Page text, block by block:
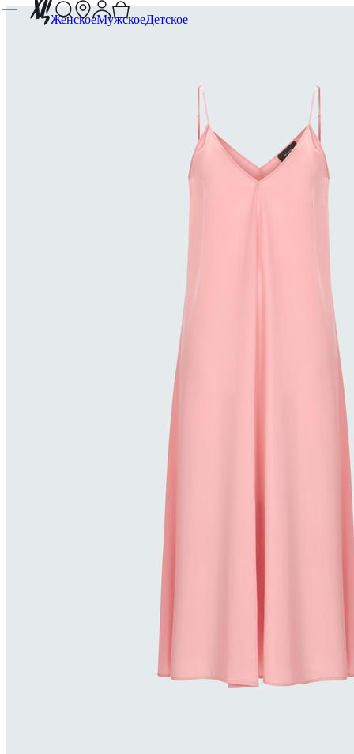
ЖенскоеМужскоеДетское